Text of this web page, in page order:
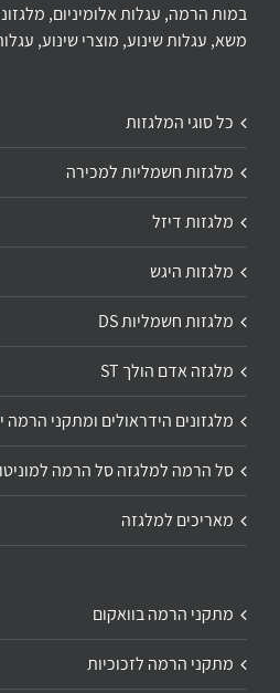
במות הרמה, עגלות אלומיניום,
משא, עגלות שינוע, מוצרי שינוע,
כל סוגי המלגזות
מלגזות חשמליות למכירה
מלגזות דיזל
מלגזות היגש
מלגזות חשמליות DS
מלגזה אדם הולך ST
מלגזונים הידראולים ומתקני הרמה
סל הרמה למלגזה סל הרמה
מאריכים למלגזה
מתקני הרמה בוואקום
מתקני הרמה לזכוכיות